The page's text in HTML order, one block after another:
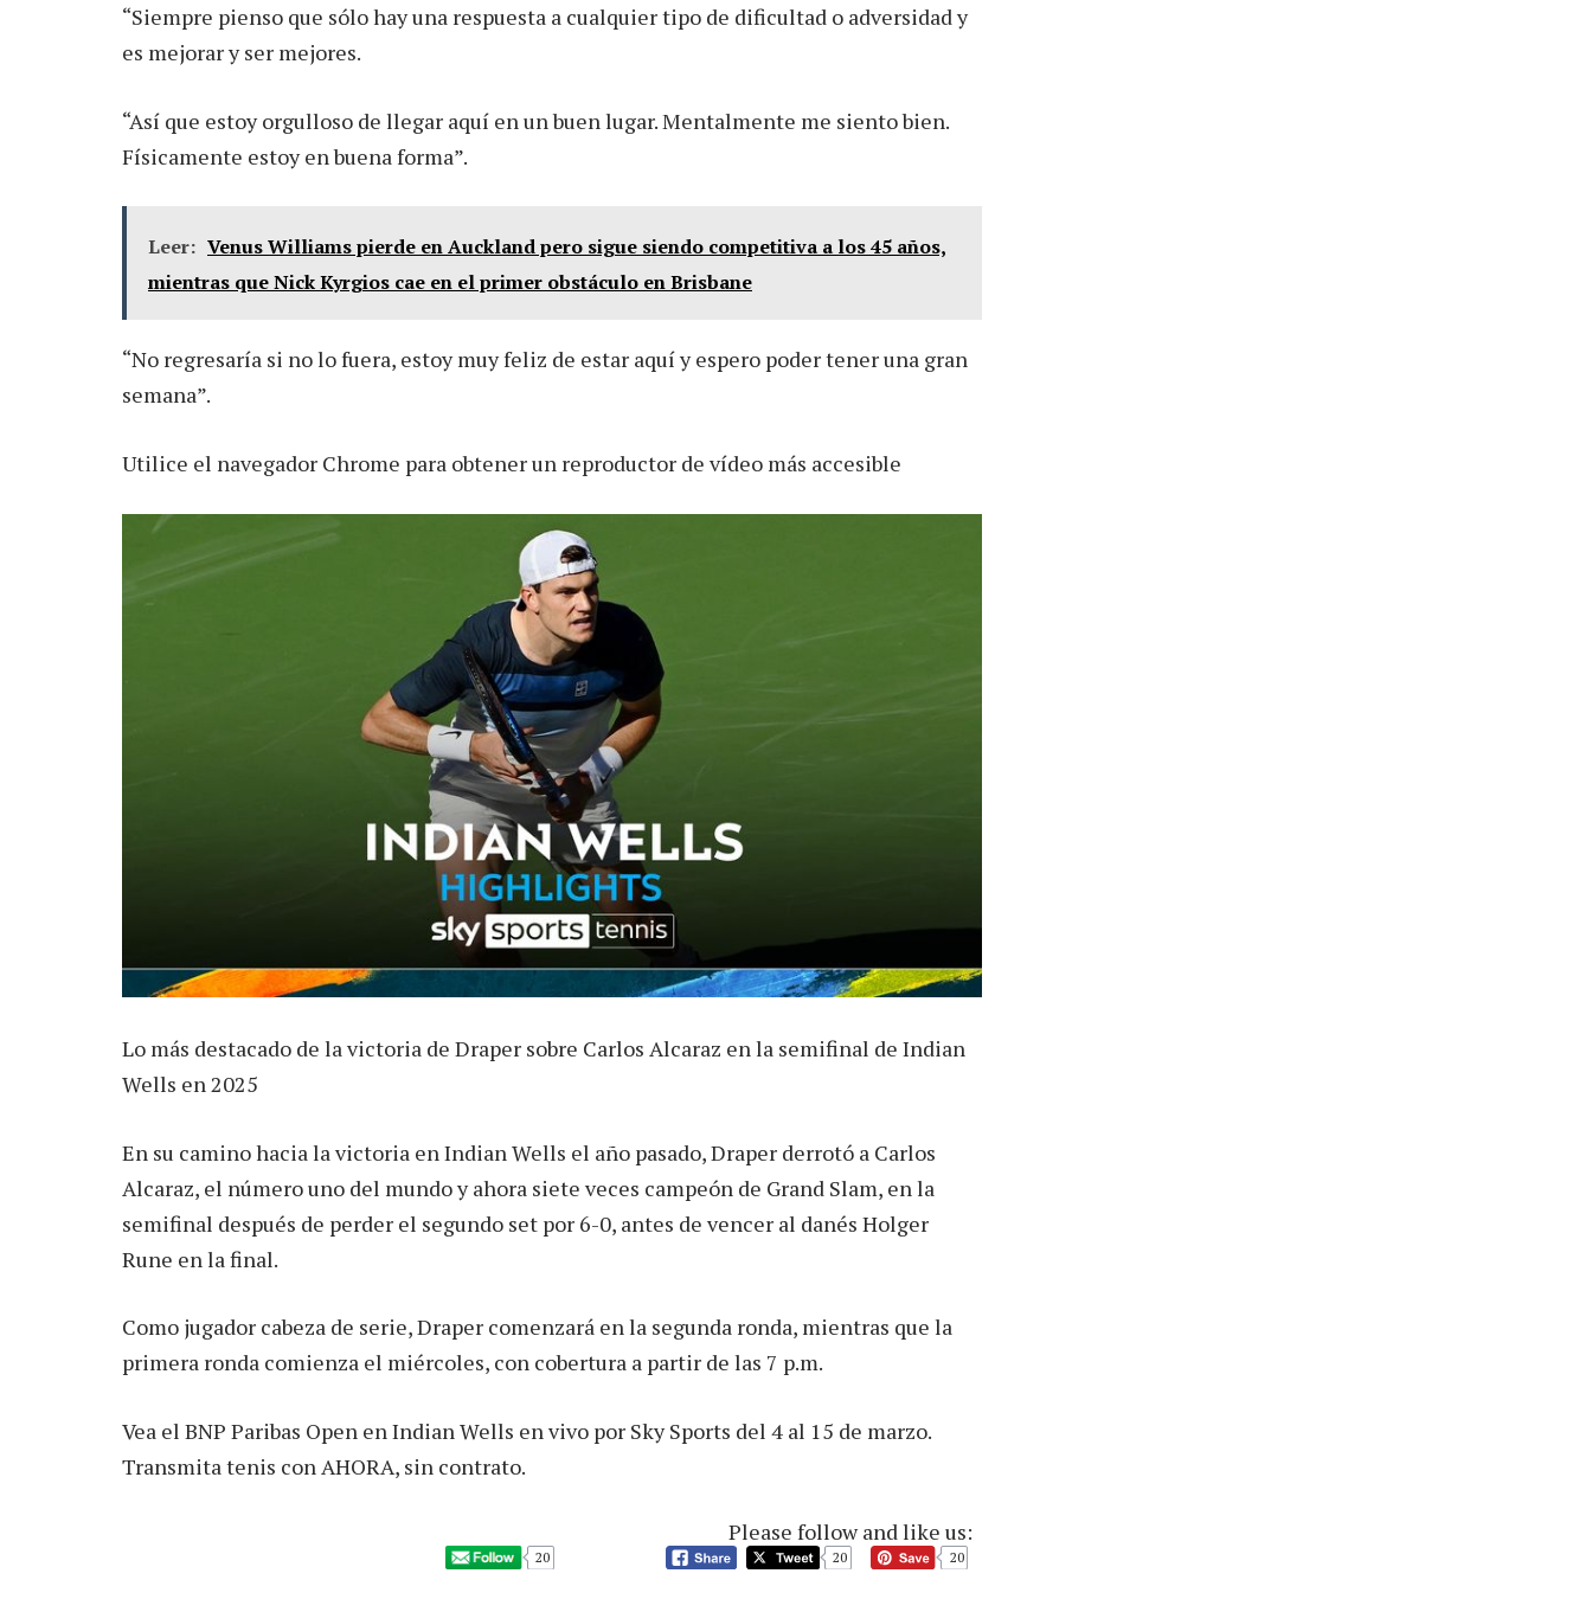
“Siempre pienso que sólo hay una respuesta a cualquier tipo de dificultad o adversidad y
es mejorar y ser mejores.
“Así que estoy orgulloso de llegar aquí en un buen lugar. Mentalmente me siento bien.
Físicamente estoy en buena forma”.
Leer: Venus Williams pierde en Auckland pero sigue siendo competitiva a los 45 años,
mientras que Nick Kyrgios cae en el primer obstáculo en Brisbane
“No regresaría si no lo fuera, estoy muy feliz de estar aquí y espero poder tener una gran
semana”.
Utilice el navegador Chrome para obtener un reproductor de vídeo más accesible
Lo más destacado de la victoria de Draper sobre Carlos Alcaraz en la semifinal de Indian
Wells en 2025
En su camino hacia la victoria en Indian Wells el año pasado, Draper derrotó a Carlos
Alcaraz, el número uno del mundo y ahora siete veces campeón de Grand Slam, en la
semifinal después de perder el segundo set por 6-0, antes de vencer al danés Holger
Rune en la final.
Como jugador cabeza de serie, Draper comenzará en la segunda ronda, mientras que la
primera ronda comienza el miércoles, con cobertura a partir de las 7 p.m.
Vea el BNP Paribas Open en Indian Wells en vivo por Sky Sports del 4 al 15 de marzo.
Transmita tenis con AHORA, sin contrato.
Please follow and like us:
20 20 20